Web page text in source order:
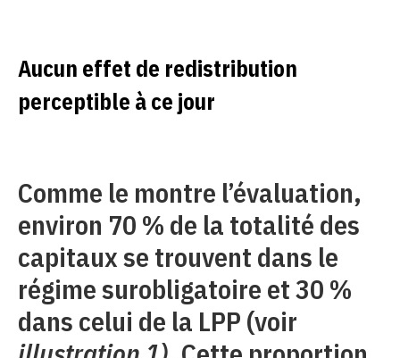
Aucun effet de redistribution
perceptible à ce jour
Comme le montre l’évaluation,
environ 70 % de la totalité des
capitaux se trouvent dans le
régime surobligatoire et 30 %
dans celui de la LPP (voir